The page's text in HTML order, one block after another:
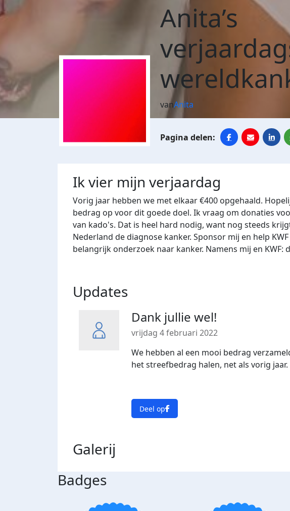
Anita’s
vanAnita
Ik vier mijn verjaardag
Vorig jaar hebben we met elkaar €400 opgehaald.
bedrag op voor dit goede doel. Ik vraag om donaties
van kado's. Dat is heel hard nodig, want nog steeds
Nederland de diagnose kanker. Sponsor mij en help
belangrijk onderzoek naar kanker. Namens mij en KWF:
Updates
Dank jullie wel!
vrijdag 4 februari 2022
We hebben al een mooi bedrag
het streefbedrag halen, net als vorig jaar.
Deel op
Galerij
Badges